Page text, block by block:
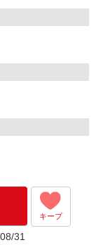
連絡します。
務所面接と選べま
キープ
31